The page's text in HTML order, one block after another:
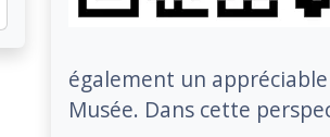
également un
Musée. Dans cette